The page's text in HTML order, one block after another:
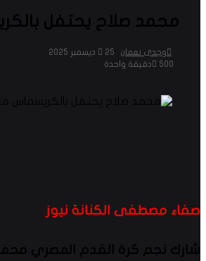
محمد صلاح يحتفل
وجدى نعمان
25 ديسمبر 2025
500
دقيقة واحدة
صفاء مصطفى الكنانة نيوز
شارك نجم كرة القدم المصري